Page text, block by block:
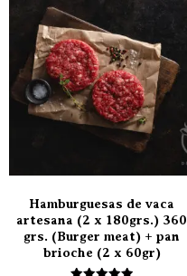
Hamburguesas de vaca
artesana (2 x 180grs.) 360
grs. (Burger meat) + pan
brioche (2 x 60gr)